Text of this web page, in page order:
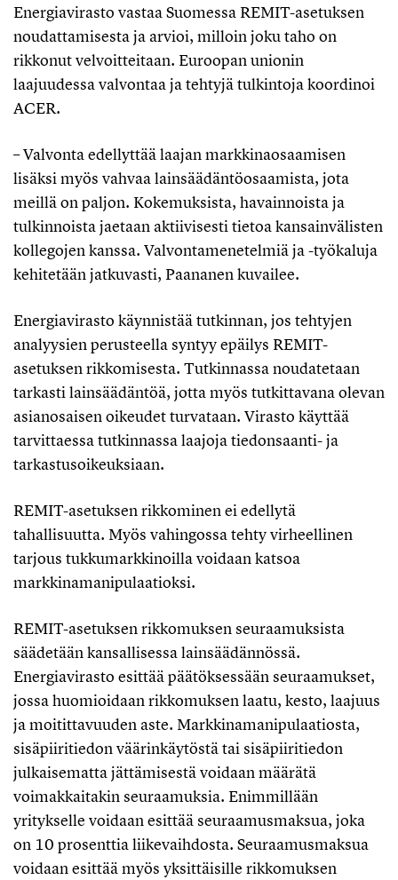
Energiavirasto vastaa Suomessa REMIT-asetuksen
noudattamisesta ja arvioi, milloin joku taho on
rikkonut velvoitteitaan. Euroopan unionin
laajuudessa valvontaa ja tehtyjä tulkintoja koordinoi
ACER.
– Valvonta edellyttää laajan markkinaosaamisen
lisäksi myös vahvaa lainsäädäntöosaamista, jota
meillä on paljon. Kokemuksista, havainnoista ja
tulkinnoista jaetaan aktiivisesti tietoa kansainvälisten
kollegojen kanssa. Valvontamenetelmiä ja -työkaluja
kehitetään jatkuvasti, Paananen kuvailee.
Energiavirasto käynnistää tutkinnan, jos tehtyjen
analyysien perusteella syntyy epäilys REMIT-
asetuksen rikkomisesta. Tutkinnassa noudatetaan
tarkasti lainsäädäntöä, jotta myös tutkittavana olevan
asianosaisen oikeudet turvataan. Virasto käyttää
tarvittaessa tutkinnassa laajoja tiedonsaanti- ja
tarkastusoikeuksiaan.
REMIT-asetuksen rikkominen ei edellytä
tahallisuutta. Myös vahingossa tehty virheellinen
tarjous tukkumarkkinoilla voidaan katsoa
markkinamanipulaatioksi.
REMIT-asetuksen rikkomuksen seuraamuksista
säädetään kansallisessa lainsäädännössä.
Energiavirasto esittää päätöksessään seuraamukset,
jossa huomioidaan rikkomuksen laatu, kesto, laajuus
ja moitittavuuden aste. Markkinamanipulaatiosta,
sisäpiiritiedon väärinkäytöstä tai sisäpiiritiedon
julkaisematta jättämisestä voidaan määrätä
voimakkaitakin seuraamuksia. Enimmillään
yritykselle voidaan esittää seuraamusmaksua, joka
on 10 prosenttia liikevaihdosta. Seuraamusmaksua
voidaan esittää myös yksittäisille rikkomuksen